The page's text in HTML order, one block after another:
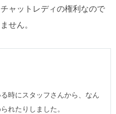
ャットレディの権利なので
せん。
時にスタッフさんから、なん
れたりしました。